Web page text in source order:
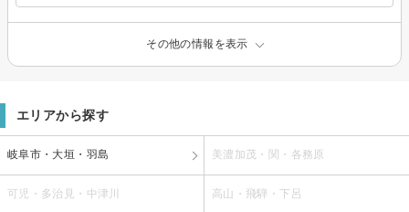
その他の情報を表示
エリアから探す
岐阜市・大垣・羽島 美濃加茂・関・各務原
可児・多治見・中津川 高山・飛騨・下呂